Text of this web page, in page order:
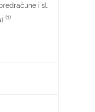
i sl.
(1)